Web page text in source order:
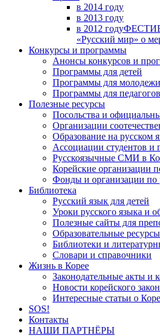
в 2014 году
в 2013 году
в 2012 году
«Русский мир» о
Конкурсы и программы
Анонсы конкурсов и
Программы для детей
Программы для молодежи
Программы для
Полезные ресурсы
Посольства и
Организации
Образование на русском
Ассоциации студентов и
Русскоязычные СМИ в
Корейские организации
Фонды и организации по
Библиотека
Русский язык для детей
Уроки русского языка и
Полезные сайты для
Образовательные ресурсы
Библиотеки и
Словари и справочники
Жизнь в Корее
Законодательные акты и
Новости корейского
Интересные статьи о
SOS!
Контакты
НАШИ ПАРТНЁРЫ